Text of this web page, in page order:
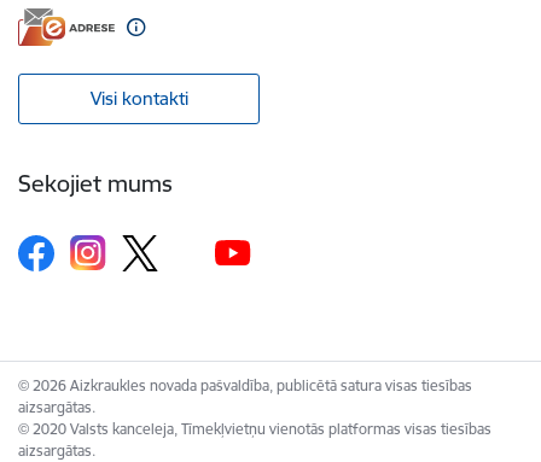
Visi kontakti
Sekojiet mums
© 2026 Aizkraukles novada pašvaldība, publicētā satura visas tiesības
aizsargātas.
© 2020 Valsts kanceleja, Tīmekļvietņu vienotās platformas visas tiesības
aizsargātas.